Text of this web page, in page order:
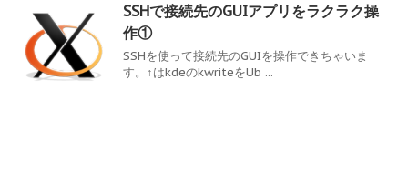
SSHで接続先のGUIアプリをラクラク操
作①
SSHを使って接続先のGUIを操作できちゃいま
す。↑はkdeのkwriteをUb ...